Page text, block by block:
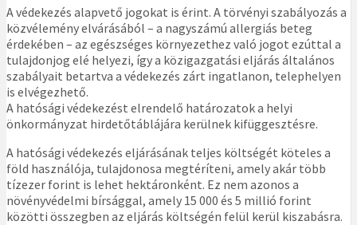
A védekezés alapvető jogokat is érint. A törvényi szabályozás a
közvélemény elvárásából – a nagyszámú allergiás beteg
érdekében – az egészséges környezethez való jogot ezúttal a
tulajdonjog elé helyezi, így a közigazgatási eljárás általános
szabályait betartva a védekezés zárt ingatlanon, telephelyen
is elvégezhető.
A hatósági védekezést elrendelő határozatok a helyi
önkormányzat hirdetőtáblájára kerülnek kifüggesztésre.
A hatósági védekezés eljárásának teljes költségét köteles a
föld használója, tulajdonosa megtéríteni, amely akár több
tízezer forint is lehet hektáronként. Ez nem azonos a
növényvédelmi bírsággal, amely 15 000 és 5 millió forint
közötti összegben az eljárás költségén felül kerül kiszabásra.